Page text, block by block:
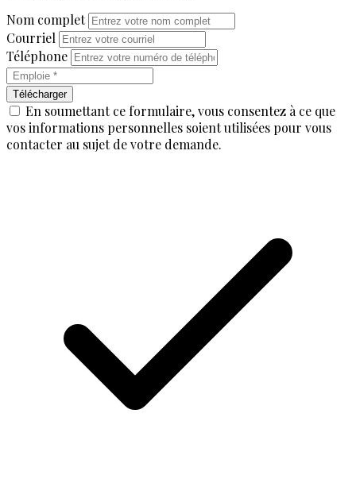
Nom complet
Courriel
Téléphone
Télécharger
En soumettant ce formulaire, vous consentez à ce que
vos informations personnelles soient utilisées pour vous
contacter au sujet de votre demande.